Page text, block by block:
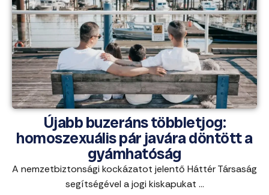
Újabb buzeráns többletjog:
homoszexuális pár javára döntött a
gyámhatóság
A nemzetbiztonsági kockázatot jelentő Háttér Társaság
segítségével a jogi kiskapukat ...